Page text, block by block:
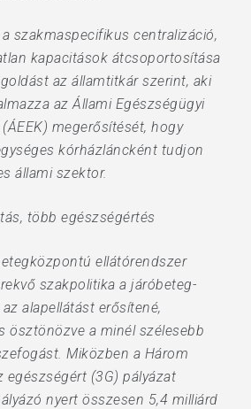
szakmaspecifikus centralizáció,
kapacitások átcsoportosítása
az államtitkár szerint, aki
az Állami Egészségügyi
megerősítését, hogy
kórházláncként tudjon
állami szektor.
több egészségértés
ellátórendszer
szakpolitika a járóbeteg-
alapellátást erősítené,
ösztönözve a minél szélesebb
Miközben a Három
egészségért (3G) pályázat
nyert összesen 5,4 milliárd